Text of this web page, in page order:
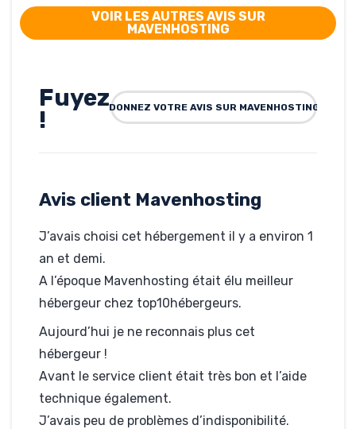
VOIR LES AUTRES AVIS SUR
MAVENHOSTING
Fuyez
!
Hébergé par
Mavenhosting
multimedia-
lyon.com
DONNEZ VOTRE AVIS SUR MAVENHOSTING
Avis client Mavenhosting
J’avais choisi cet hébergement il y a environ 1
an et demi.
A l’époque Mavenhosting était élu meilleur
hébergeur chez top10hébergeurs.
Aujourd’hui je ne reconnais plus cet
hébergeur !
Avant le service client était très bon et l’aide
technique également.
J’avais peu de problèmes d’indisponibilité.